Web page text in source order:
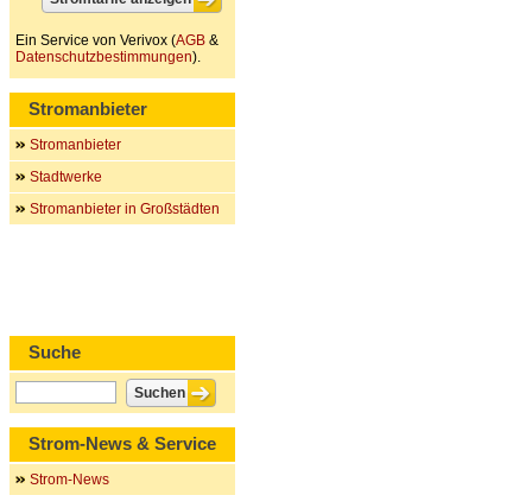
Ein Service von Verivox (AGB &
Datenschutzbestimmungen).
Stromanbieter
Stromanbieter
Stadtwerke
Stromanbieter in Großstädten
Suche
Strom-News & Service
Strom-News